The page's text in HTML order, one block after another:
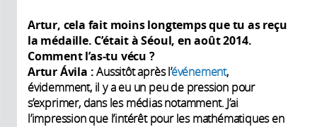
Artur, cela fait moins longtemps que tu as reçu
la médaille. C’était à Séoul, en août 2014.
Comment l’as-tu vécu ?
Artur Ávila :Aussitôt après l’événement,
évidemment, il y a eu un peu de pression pour
s’exprimer, dans les médias notamment. J’ai
l’impression que l’intérêt pour les mathématiques en